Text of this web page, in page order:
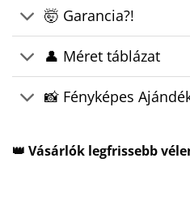
🤯 Garancia?!
👤 Méret táblázat
📸 Fényképes
👑 Vásárlók legfrissebb